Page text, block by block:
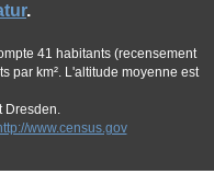
.
41 habitants (recensement
par km². L'altitude moyenne est
Dresden.
www.census.gov